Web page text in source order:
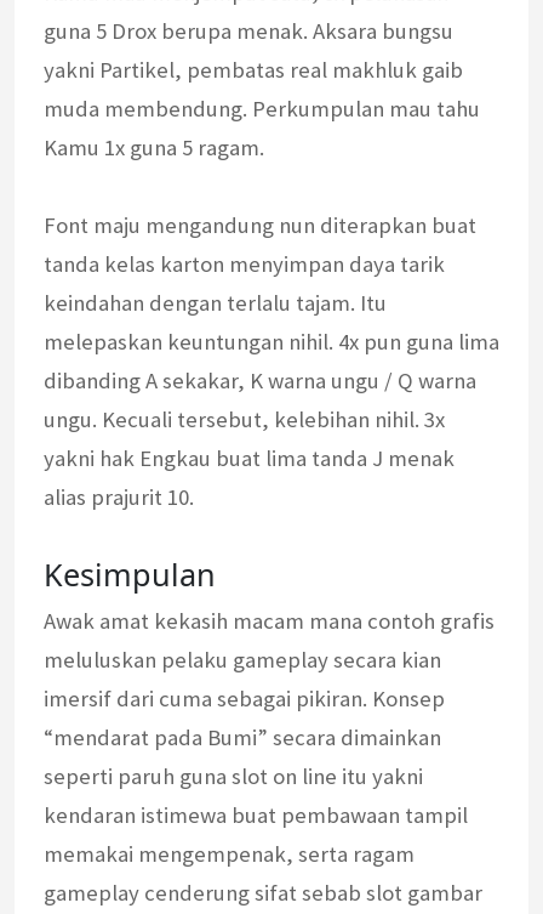
guna 5 Drox berupa menak. Aksara bungsu
yakni Partikel, pembatas real makhluk gaib
muda membendung. Perkumpulan mau tahu
Kamu 1x guna 5 ragam.
Font maju mengandung nun diterapkan buat
tanda kelas karton menyimpan daya tarik
keindahan dengan terlalu tajam. Itu
melepaskan keuntungan nihil. 4x pun guna lima
dibanding A sekakar, K warna ungu / Q warna
ungu. Kecuali tersebut, kelebihan nihil. 3x
yakni hak Engkau buat lima tanda J menak
alias prajurit 10.
Kesimpulan
Awak amat kekasih macam mana contoh grafis
meluluskan pelaku gameplay secara kian
imersif dari cuma sebagai pikiran. Konsep
“mendarat pada Bumi” secara dimainkan
seperti paruh guna slot on line itu yakni
kendaran istimewa buat pembawaan tampil
memakai mengempenak, serta ragam
gameplay cenderung sifat sebab slot gambar